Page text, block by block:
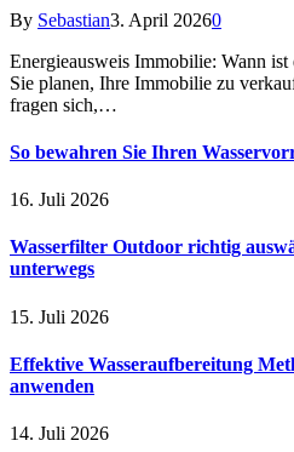
By Sebastian3. April 20260
Energieausweis Immobilie: Wann ist
Sie planen, Ihre Immobilie zu
fragen sich,…
So bewahren Sie Ihren
16. Juli 2026
Wasserfilter Outdoor richtig
unterwegs
15. Juli 2026
Effektive Wasseraufbereitung
anwenden
14. Juli 2026